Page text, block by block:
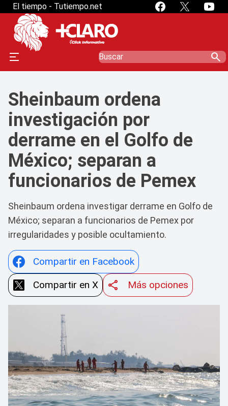
El tiempo - Tutiempo.net
search
Sheinbaum ordena
investigación por
derrame en el Golfo de
México; separan a
funcionarios de Pemex
Sheinbaum ordena investigar derrame en Golfo de
México; separan a funcionarios de Pemex por
irregularidades y posible ocultamiento.
Compartir en Facebook
Compartir en X
Más opciones